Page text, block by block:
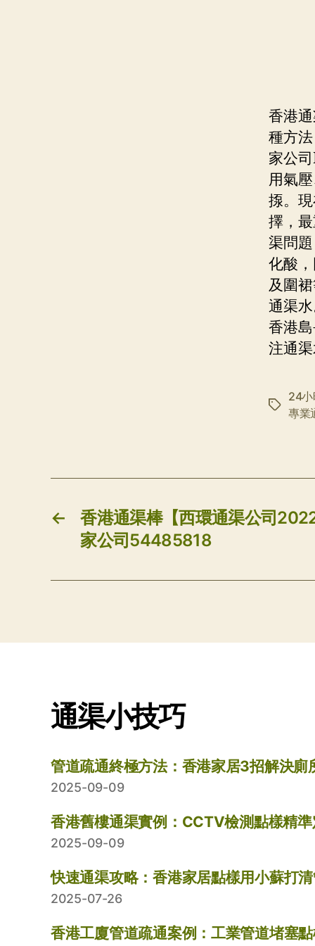
香港
種方
家公
用氣
揼。
擇，
渠問
化酸
及圍
通渠
香港
注通
标
24
專業
←
香港通渠棒【西環通渠公司
家公司54485818
通渠小技巧
管道疏通終極方法：香港家居3招解決廁
2025-09-09
香港舊樓通渠實例：CCTV檢測點樣精
2025-09-09
快速通渠攻略：香港家居點樣用小蘇打
2025-07-26
香港工廈管道疏通案例：工業管道堵塞